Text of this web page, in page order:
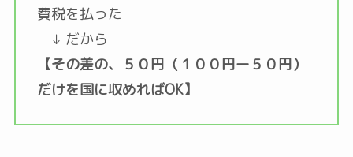
費税を払った
↓ だから
【その差の、５０円（１００円ー５０円）
だけを国に収めればOK】